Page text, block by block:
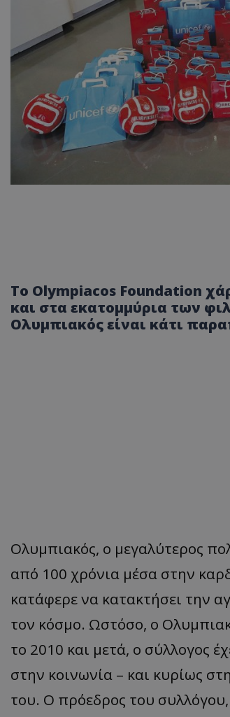
To Olympiacos Foundation
και στα εκατομμύρια των
Ολυμπιακός είναι κάτι
Ολυμπιακός, ο μεγαλύτερος
από 100 χρόνια μέσα στην
κατάφερε να κατακτήσει την
τον κόσμο. Ωστόσο, ο
το 2010 και μετά, ο σύλλογος
στην κοινωνία – και κυρίως
του. Ο πρόεδρος του